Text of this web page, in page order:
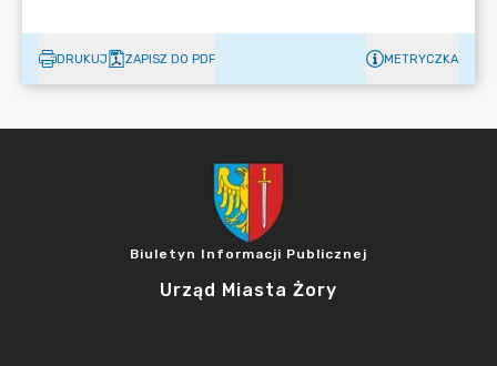
DRUKUJ ZAPISZ DO PDF METRYCZKA
Biuletyn Informacji Publicznej
Urząd Miasta Żory